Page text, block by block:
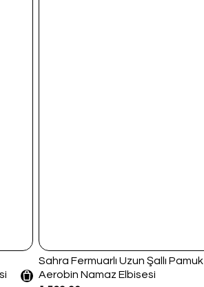
Sahra Fermuarlı Uzun Şallı Pamuk
Aerobin Namaz Elbisesi